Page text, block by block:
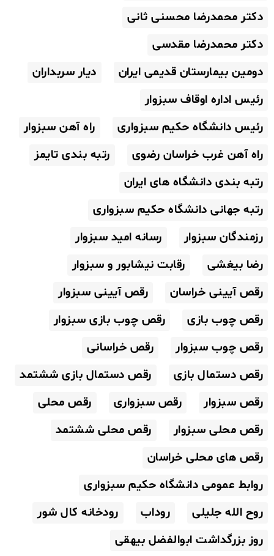
دکتر محمدرضا محسنی ثانی
دکتر محمدرضا مقدسی
دومین بیمارستان قدیمی ایران
دیار سربداران
رئیس اداره اوقاف سبزوار
رئیس دانشگاه حکیم سبزواری
راه آهن سبزوار
راه آهن غرب خراسان رضوی
رتبه بندی تایمز
رتبه بندی دانشگاه های ایران
رتبه جهانی دانشگاه حکیم سبزواری
رزمندگان سبزوار
رسانه امید سبزوار
رضا بیغشی
رقابت نیشابور و سبزوار
رقص آیینی خراسان
رقص آیینی سبزوار
رقص چوب بازی
رقص چوب بازی سبزوار
رقص چوب سبزوار
رقص خراسانی
رقص دستمال بازی
رقص دستمال بازی ششتمد
رقص سبزوار
رقص سبزواری
رقص محلی
رقص محلی سبزوار
رقص محلی ششتمد
رقص های محلی خراسان
روابط عمومی دانشگاه حکیم سبزواری
روح الله جلیلی
روداب
رودخانه کال شور
روز بزرگداشت ابوالفضل بیهقی